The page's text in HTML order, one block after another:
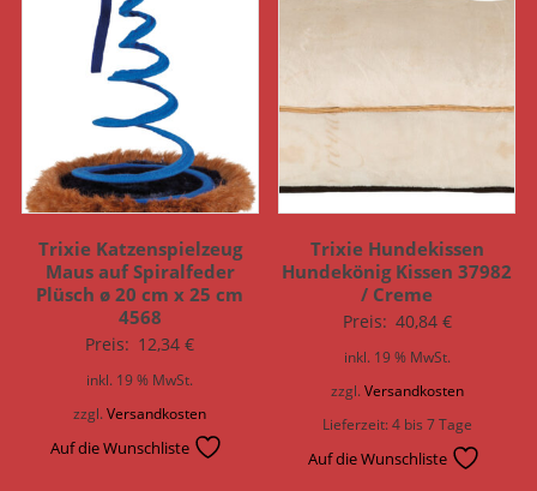
Trixie Katzenspielzeug
Maus auf Spiralfeder
Plüsch ø 20 cm x 25 cm
4568
Preis: 12,34€
inkl. 19 % MwSt.
zzgl.Versandkosten
Auf die Wunschliste
Trixie Hundekissen
Hundekönig Kissen 37982
/ Creme
Preis: 40,84 €
inkl. 19 % MwSt.
zzgl. Versandkosten
Lieferzeit:4 bis 7 Tage
Auf die Wunschliste